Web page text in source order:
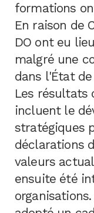
formations
En raison de
DO ont eu
malgré une
dans l'État de
Les résultats
incluent le
stratégiques
déclarations
valeurs
ensuite été